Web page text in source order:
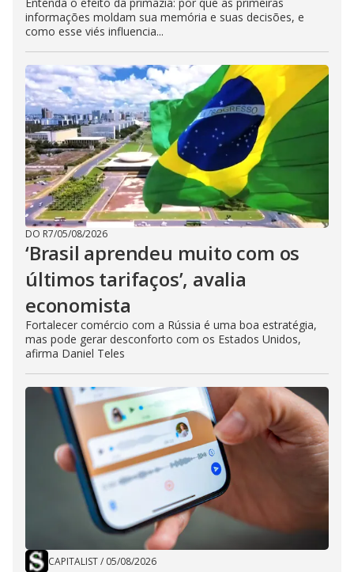
Entenda o efeito da primazia: por que as primeiras
informações moldam sua memória e suas decisões, e
como esse viés influencia...
DO R7/05/08/2026
‘Brasil aprendeu muito com os
últimos tarifaços’, avalia
economista
Fortalecer comércio com a Rússia é uma boa estratégia,
mas pode gerar desconforto com os Estados Unidos,
afirma Daniel Teles
CAPITALIST/ 05/08/2026